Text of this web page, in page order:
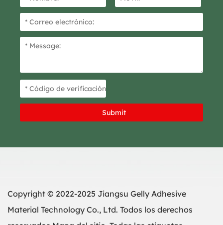
Copyright © 2022-2025 Jiangsu Gelly Adhesive
Material Technology Co., Ltd. Todos los derechos